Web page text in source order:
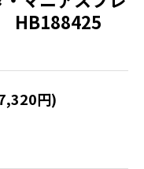
HB188425
円)